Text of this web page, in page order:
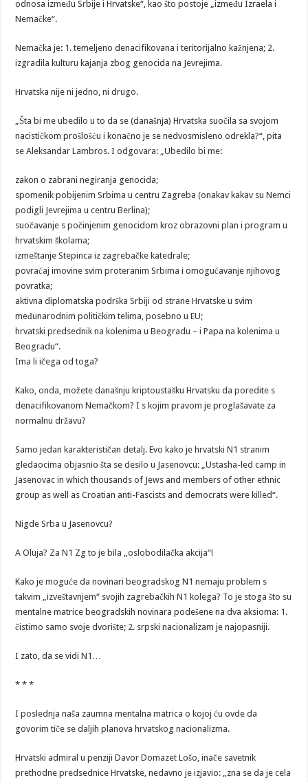
odnosa između Srbije i Hrvatske“, kao što postoje „između Izraela i
Nemačke“.
Nemačka je: 1. temeljeno denacifikovana i teritorijalno kažnjena; 2.
izgradila kulturu kajanja zbog genocida na Jevrejima.
Hrvatska nije ni jedno, ni drugo.
„Šta bi me ubedilo u to da se (današnja) Hrvatska suočila sa svojom
nacističkom prošlošću i konačno je se nedvosmisleno odrekla?“, pita
se Aleksandar Lambros. I odgovara: „Ubedilo bi me:
zakon o zabrani negiranja genocida;
spomenik pobijenim Srbima u centru Zagreba (onakav kakav su Nemci
podigli Jevrejima u centru Berlina);
suočavanje s počinjenim genocidom kroz obrazovni plan i program u
hrvatskim školama;
izmeštanje Stepinca iz zagrebačke katedrale;
povraćaj imovine svim proteranim Srbima i omogućavanje njihovog
povratka;
aktivna diplomatska podrška Srbiji od strane Hrvatske u svim
međunarodnim političkim telima, posebno u EU;
hrvatski predsednik na kolenima u Beogradu – i Papa na kolenima u
Beogradu“.
Ima li ičega od toga?
Kako, onda, možete današnju kriptoustašku Hrvatsku da poredite s
denacifikovanom Nemačkom? I s kojim pravom je proglašavate za
normalnu državu?
Samo jedan karakterističan detalj. Evo kako je hrvatski N1 stranim
gledaocima objasnio šta se desilo u Jasenovcu: „Ustasha-led camp in
Jasenovac in which thousands of Jews and members of other ethnic
group as well as Croatian anti-Fascists and democrats were killed“.
Nigde Srba u Jasenovcu?
A Oluja? Za N1 Zg to je bila „oslobodilačka akcija“!
Kako je moguće da novinari beogradskog N1 nemaju problem s
takvim „izveštavnjem“ svojih zagrebačkih N1 kolega? To je stoga što su
mentalne matrice beogradskih novinara podešene na dva aksioma: 1.
čistimo samo svoje dvorište; 2. srpski nacionalizam je najopasniji.
I zato, da se vidi N1…
* * *
I poslednja naša zaumna mentalna matrica o kojoj ću ovde da
govorim tiče se daljih planova hrvatskog nacionalizma.
Hrvatski admiral u penziji Davor Domazet Lošo, inače savetnik
prethodne predsednice Hrvatske, nedavno je izjavio: „zna se da je cela